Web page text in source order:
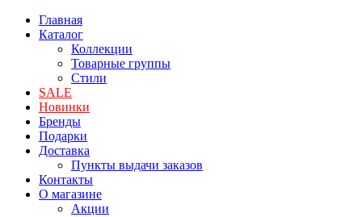
Главная
Каталог
Коллекции
Товарные группы
Стили
SALE
Новинки
Бренды
Подарки
Доставка
Пункты выдачи заказов
Контакты
О магазине
Акции